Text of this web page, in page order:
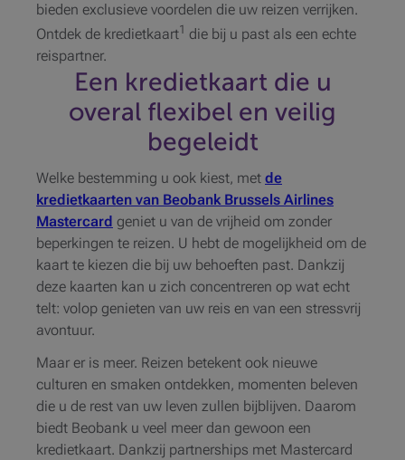
bieden exclusieve voordelen die uw reizen verrijken.
Ontdek de kredietkaart1 die bij u past als een echte
reispartner.
Een kredietkaart die u
overal flexibel en veilig
begeleidt
Welke bestemming u ook kiest, met de
kredietkaarten van Beobank Brussels Airlines
Mastercard geniet u van de vrijheid om zonder
beperkingen te reizen. U hebt de mogelijkheid om de
kaart te kiezen die bij uw behoeften past. Dankzij
deze kaarten kan u zich concentreren op wat echt
telt: volop genieten van uw reis en van een stressvrij
avontuur.
Maar er is meer. Reizen betekent ook nieuwe
culturen en smaken ontdekken, momenten beleven
die u de rest van uw leven zullen bijblijven. Daarom
biedt Beobank u veel meer dan gewoon een
kredietkaart. Dankzij partnerships met Mastercard